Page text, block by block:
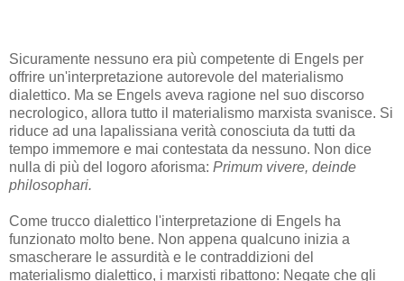
Sicuramente nessuno era più competente di Engels per
offrire un'interpretazione autorevole del materialismo
dialettico. Ma se Engels aveva ragione nel suo discorso
necrologico, allora tutto il materialismo marxista svanisce. Si
riduce ad una lapalissiana verità conosciuta da tutti da
tempo immemore e mai contestata da nessuno. Non dice
nulla di più del logoro aforisma: Primum vivere, deinde
philosophari.
Come trucco dialettico l'interpretazione di Engels ha
funzionato molto bene. Non appena qualcuno inizia a
smascherare le assurdità e le contraddizioni del
materialismo dialettico, i marxisti ribattono: Negate che gli